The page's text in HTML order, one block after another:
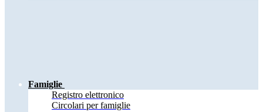
Famiglie
Registro elettronico
Circolari per famiglie